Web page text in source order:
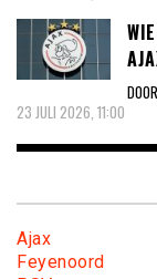
23 JULI 2026, 11:00
Ajax
Feyenoord